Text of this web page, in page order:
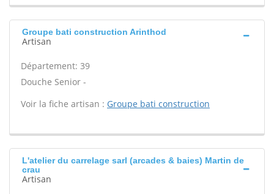
Groupe bati construction Arinthod
Artisan
Département: 39
Douche Senior -
Voir la fiche artisan : Groupe bati construction
L'atelier du carrelage sarl (arcades & baies) Martin de
crau
Artisan